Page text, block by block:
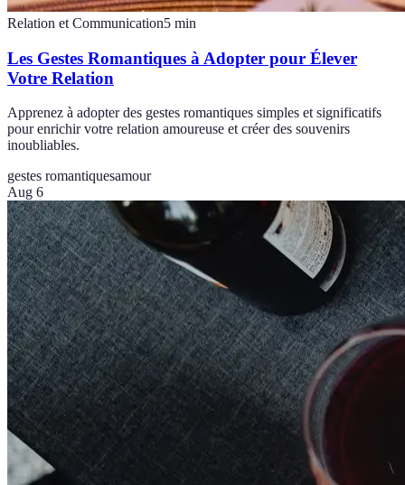
Relation et Communication5 min
Les Gestes Romantiques à Adopter pour Élever
Votre Relation
Apprenez à adopter des gestes romantiques simples et significatifs
pour enrichir votre relation amoureuse et créer des souvenirs
inoubliables.
gestes romantiquesamour
Aug 6